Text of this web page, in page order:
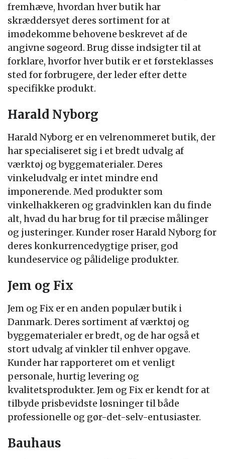
fremhæve, hvordan hver butik har
skræddersyet deres sortiment for at
imødekomme behovene beskrevet af de
angivne søgeord. Brug disse indsigter til at
forklare, hvorfor hver butik er et førsteklasses
sted for forbrugere, der leder efter dette
specifikke produkt.
Harald Nyborg
Harald Nyborg er en velrenommeret butik, der
har specialiseret sig i et bredt udvalg af
værktøj og byggematerialer. Deres
vinkeludvalg er intet mindre end
imponerende. Med produkter som
vinkelhakkeren og gradvinklen kan du finde
alt, hvad du har brug for til præcise målinger
og justeringer. Kunder roser Harald Nyborg for
deres konkurrencedygtige priser, god
kundeservice og pålidelige produkter.
Jem og Fix
Jem og Fix er en anden populær butik i
Danmark. Deres sortiment af værktøj og
byggematerialer er bredt, og de har også et
stort udvalg af vinkler til enhver opgave.
Kunder har rapporteret om et venligt
personale, hurtig levering og
kvalitetsprodukter. Jem og Fix er kendt for at
tilbyde prisbevidste løsninger til både
professionelle og gør-det-selv-entusiaster.
Bauhaus